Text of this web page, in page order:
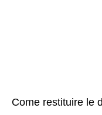
Come restituire le